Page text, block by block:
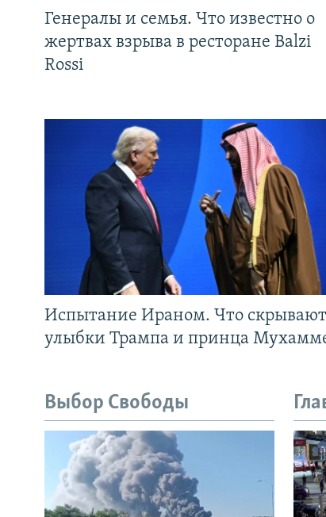
Генералы и семья. Что известно о
жертвах взрыва в ресторане Balzi
Rossi
Испытание Ираном. Что скрывают
улыбки Трампа и принца
Выбор Свободы